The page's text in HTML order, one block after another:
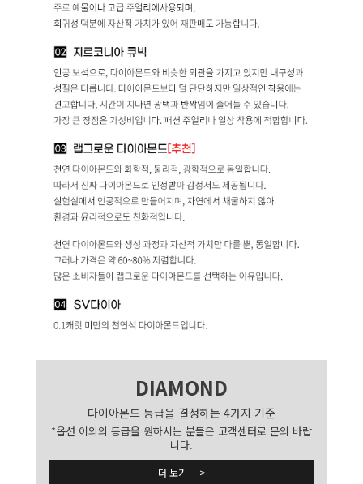
DIAMOND
다이아몬드 등급을 결정하는 4가지 기준
*옵션 이외의 등급을 원하시는 분들은 고객센터로 문의 바랍
니다.
더 보기 >